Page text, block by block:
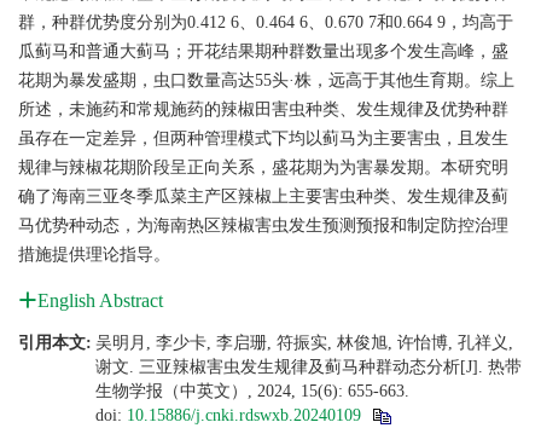
群，种群优势度分别为0.412 6、0.464 6、0.670 7和0.664 9，均高于
瓜蓟马和普通大蓟马；开花结果期种群数量出现多个发生高峰，盛
花期为暴发盛期，虫口数量高达55头·株，远高于其他生育期。综上
所述，未施药和常规施药的辣椒田害虫种类、发生规律及优势种群
虽存在一定差异，但两种管理模式下均以蓟马为主要害虫，且发生
规律与辣椒花期阶段呈正向关系，盛花期为为害暴发期。本研究明
确了海南三亚冬季瓜菜主产区辣椒上主要害虫种类、发生规律及蓟
马优势种动态，为海南热区辣椒害虫发生预测预报和制定防控治理
措施提供理论指导。
English Abstract
引用本文: 吴明月, 李少卡, 李启珊, 符振实, 林俊旭, 许怡博, 孔祥义,
谢文. 三亚辣椒害虫发生规律及蓟马种群动态分析[J]. 热带
生物学报（中英文）, 2024, 15(6): 655-663.
doi: 10.15886/j.cnki.rdswxb.20240109